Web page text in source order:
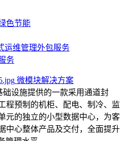
色节能
运维管理外包服务
务
微模块解决方案
础设施提供的一款采用通道封
程预制的机柜、配电、制冷、监
元的独立的小型数据中心，为客
中心整体产品及交付，全面提升